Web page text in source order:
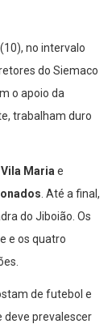
no intervalo
do Siemaco
o apoio da
trabalham duro
Vila Maria e
. Até a final,
do Jiboião. Os
e os quatro
de futebol e
deve prevalescer